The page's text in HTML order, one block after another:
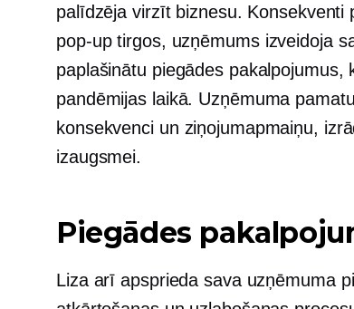
palīdzēja virzīt biznesu. Konsekventi
pop-uptirgos, uzņēmums izveidoja
paplašinātu piegādes
pandēmijas laikā. Uzņēmuma
konsekvenci un ziņojumapmaiņu,
izaugsmei.
Piegādes
Liza arī apsprieda sava uzņēmuma